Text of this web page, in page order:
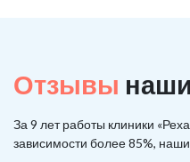
Отзывы
За 9 лет работы клиники
зависимости более 85%,